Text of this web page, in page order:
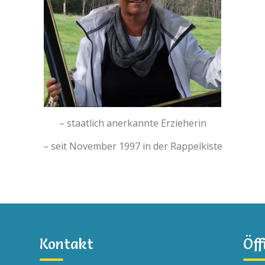
– staatlich anerkannte Erzieherin
– seit November 1997 in der Rappelkiste
Kontakt